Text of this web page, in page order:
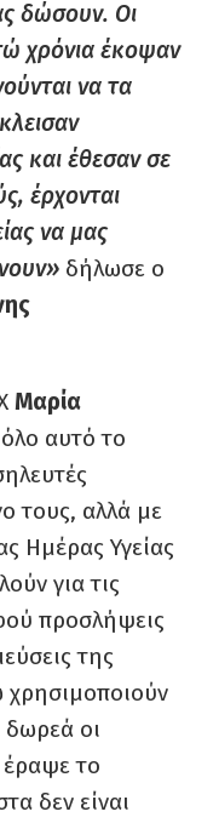
δώσουν. Οι
χρόνια έκοψαν
να τα
και έθεσαν σε
έρχονται
να μας
δήλωσε ο
Μαρία
αυτό το
τους, αλλά με
Ημέρας Υγείας
για τις
προσλήψεις
της
χρησιμοποιούν
οι
έραψε το
δεν είναι